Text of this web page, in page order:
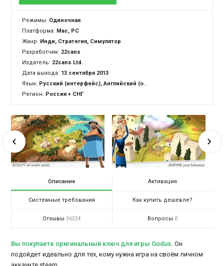
Режимы: Одиночная
Платформа: Mac, PC
Жанр: Инди, Стратегия, Симулятор
Разработчик: 22cans
Издатель: 22cans Ltd.
Дата выхода: 13 сентября 2013
Язык: Русский (интерфейс), Английский (озвучка + интерфейс)
Регион: Россия + СНГ
Описание Активация
Системные требования Как купить дешевле?
Отзывы 36224 Вопросы 0
Вы покупаете оригинальный ключ для игры Godus. Он
подойдет идеально для тех, кому нужна игра на своём личном